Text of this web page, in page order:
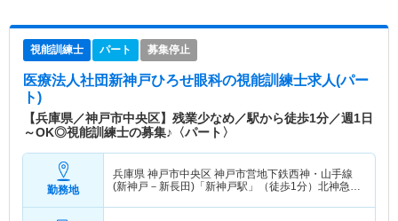
視能訓練士 パート 募集停止
医療法人社団新神戸ひろせ眼科の視能訓練士求人(パー
ト)
【兵庫県／神戸市中央区】残業少なめ／駅から徒歩1分／週1日
～OK◎視能訓練士の募集♪〈パート〉
勤務地
兵庫県 神戸市中央区 神戸市営地下鉄西神・山手線
(新神戸－新長田)「新神戸駅」（徒歩1分）北神急行